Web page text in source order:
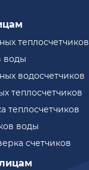
теплосчетчиков
воды
водосчетчиков
теплосчетчиков
теплосчетчиков
воды
счетчиков